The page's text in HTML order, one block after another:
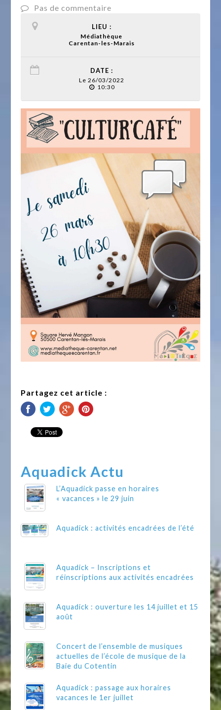
Pas de commentaire
LIEU :
Médiathèque
Carentan-les-Marais
DATE :
Le 26/03/2022
10:30
Partagez cet article :
Aquadick Actu
L’Aquadick passe en horaires
« vacances » le 29 juin
Aquadick : activités encadrées de l’été
Aquadick – Inscriptions et
réinscriptions aux activités encadrées
Aquadick : ouverture les 14 juillet et 15
août
Concert de l’ensemble de musiques
actuelles de l’école de musique de la
Baie du Cotentin
Aquadick : passage aux horaires
vacances le 1er juillet